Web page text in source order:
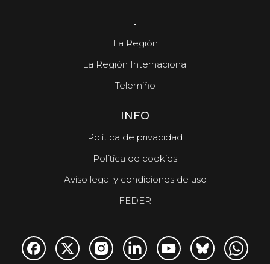
.
La Región
La Región Internacional
Telemiño
INFO
Política de privacidad
Política de cookies
Aviso legal y condiciones de uso
FEDER